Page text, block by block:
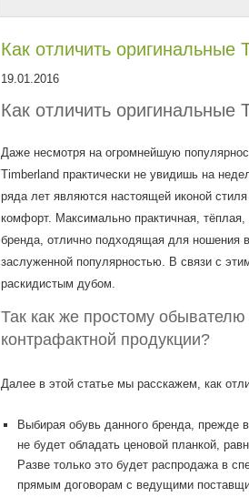
Как отличить
19.01.2016
Как отличить
Даже несмотря на огромнейшую
Timberland практически не увидишь на
ряда лет являются настоящей иконой
комфорт. Максимально практичная,
бренда, отлично подходящая для ношения
заслуженной популярностью. В связи с
раскидистым дубом.
Так как же простому
контрафактной продукции?
Далее в этой статье мы расскажем, как
Выбирая обувь данного бренда, прежде
не будет обладать ценовой планкой,
Разве только это будет распродажа в
прямым договорам с ведущими